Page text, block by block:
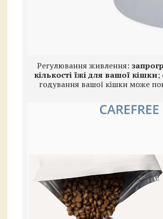
Регулювання живлення:
кількості їжі для вашої кішки;
годування вашої кішки може